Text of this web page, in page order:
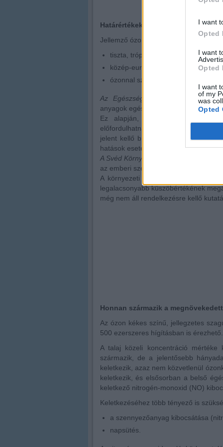
I want
Opted
I want
Opted
I want
of my
was
Opted
Határértékek
Jellemző ózonkoncentráció:
tiszta, trópusi levegőben 15 ppb
közép-európai vidéki levegőben a
ózonnal szennyezett nagyvárosi
Az Egészségügyi Világszervezet
anyagok egészségi kockázatot jelentő
Ez alapján, 8 órás átlagérték
előfordulhatnak káros
jelent kellő biztonsági ráhagyást a
hatások esetére.
A Svéd Környezeti Orvostudományi
az emberi szervezet
A környezeti orvostudomány sok
legalacsonyabb küszöbértékének
még nem áll rendelkezésre kellő
Honnan származik a
Az ózon kékes színű, jellegzetes
500 ezerszeres hígításban is érezhető.
A talaj közeli koncentráció
származik, de a jelentősebb
keletkezik, azaz nem közvetlenül
keletkezik, és elsősorban a belső
keletkező nitrogén-monoxid (NO)
Keletkezéséhez több tényező is
a szennyezőanyag kibocsátása
napsütés.